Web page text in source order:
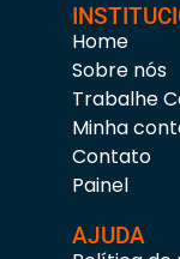
Home
Sobre nós
Trabalhe
Minha
Contato
Painel
AJUDA